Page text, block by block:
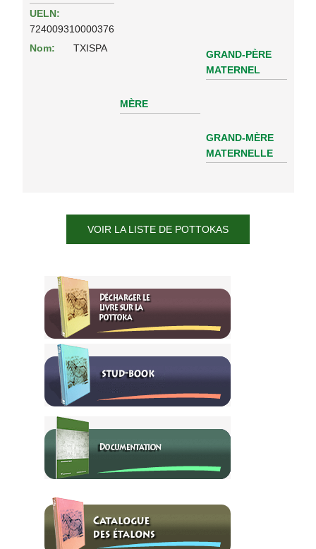
UELN:
724009310000376
Nom:
TXISPA
MÈRE
GRAND-PÈRE
MATERNEL
GRAND-MÈRE
MATERNELLE
VOIR LA LISTE DE POTTOKAS